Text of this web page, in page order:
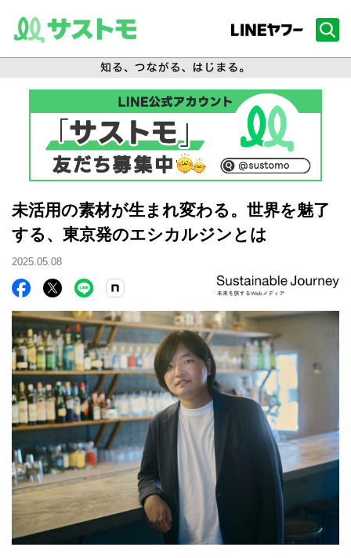
未活用の素材が生まれ変わる。世界を魅了
する、東京発のエシカルジンとは
2025.05.08